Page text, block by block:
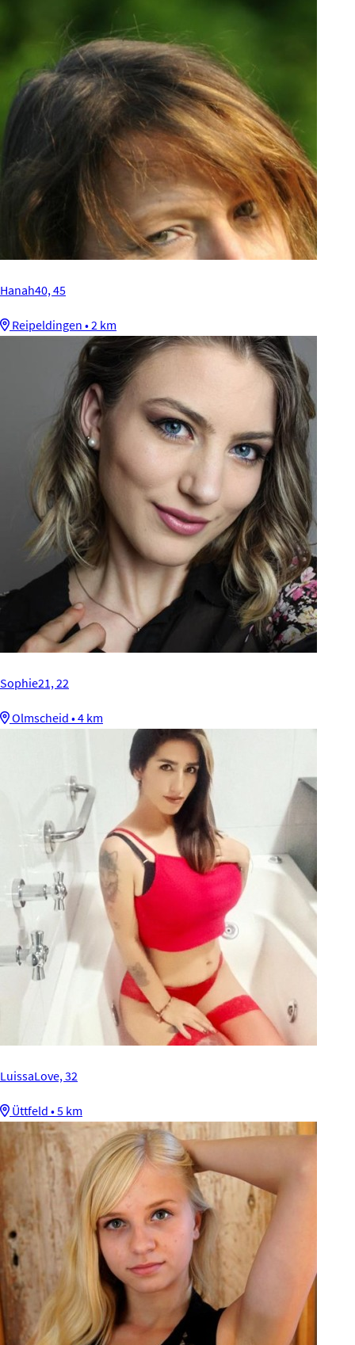
Hanah40, 45
Reipeldingen • 2 km
Sophie21, 22
Olmscheid • 4 km
LuissaLove, 32
Üttfeld • 5 km